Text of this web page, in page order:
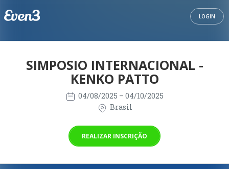
LOGIN
SIMPOSIO INTERNACIONAL -
KENKO PATTO
04/08/2025 – 04/10/2025
Brasil
REALIZAR INSCRIÇÃO